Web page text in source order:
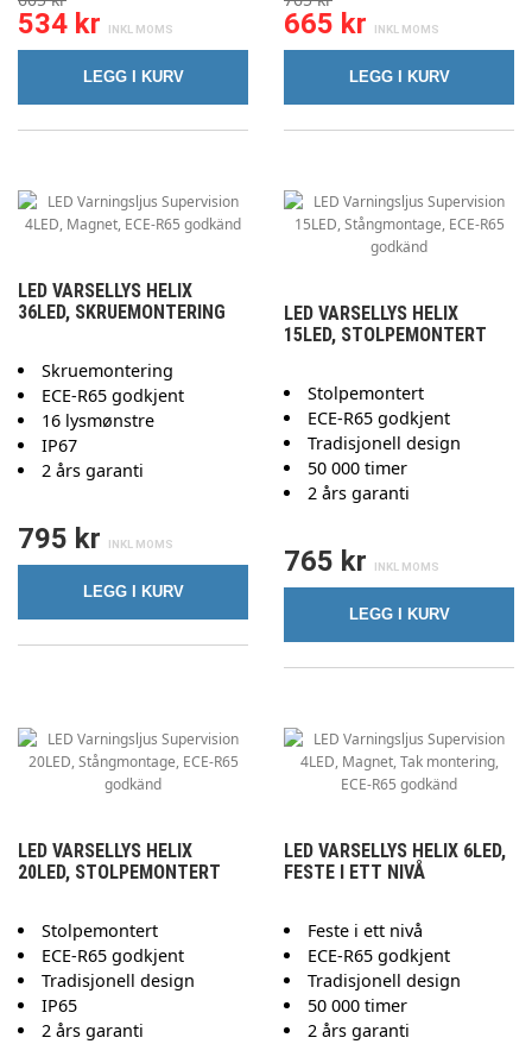
534 kr
LEGG I KURV
665 kr
LEGG I KURV
LED VARSELLYS HELIX
36LED, SKRUEMONTERING
Skruemontering
ECE-R65 godkjent
16 lysmønstre
IP67
2 års garanti
795 kr
LEGG I KURV
LED VARSELLYS HELIX
15LED, STOLPEMONTERT
Stolpemontert
ECE-R65 godkjent
Tradisjonell design
50 000 timer
2 års garanti
765 kr
LEGG I KURV
LED VARSELLYS HELIX
20LED, STOLPEMONTERT
Stolpemontert
ECE-R65 godkjent
Tradisjonell design
IP65
2 års garanti
LED VARSELLYS HELIX 6LED,
FESTE I ETT NIVÅ
Feste i ett nivå
ECE-R65 godkjent
Tradisjonell design
50 000 timer
2 års garanti